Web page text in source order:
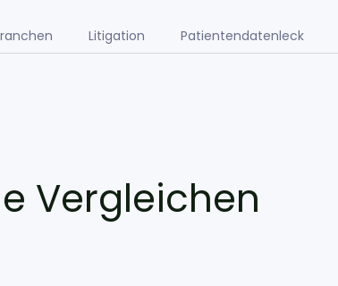
Litigation Patientendatenleck
Vergleichen